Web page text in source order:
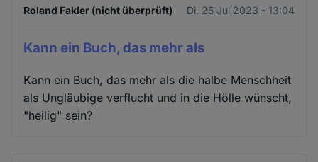
Roland Fakler (nicht überprüft) Di. 25 Jul 2023 - 13:04
Kann ein Buch, das mehr als
Kann ein Buch, das mehr als die halbe Menschheit
als Ungläubige verflucht und in die Hölle wünscht,
"heilig" sein?